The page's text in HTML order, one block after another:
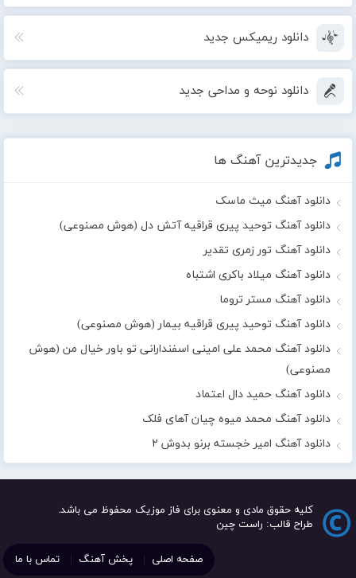
دانلود ریمیکس جدید
دانلود نوحه و مداحی جدید
جدیدترین آهنگ ها
دانلود آهنگ میث ماسک
دانلود آهنگ توحید پیری قراقیه آتش دل (هوش مصنوعی)
دانلود آهنگ تور زمری تقدیر
دانلود آهنگ میلاد باکری اشتباه
دانلود آهنگ مستر تروما
دانلود آهنگ توحید پیری قراقیه بیمار (هوش مصنوعی)
دانلود آهنگ محمد علی امینی اسفندارانی تو باور خیال من (هوش
مصنوعی)
دانلود آهنگ حمید دال اعتماد
دانلود آهنگ محمد میوه چیان آهای فلک
دانلود آهنگ امیر خجسته برنو بدوش ۲
کلیه حقوق مادی و معنوی برای فاز موزیک محفوظ می باشد.
طراح قالب: راست چین
صفحه اصلی پخش آهنگ تماس با ما